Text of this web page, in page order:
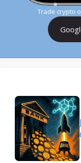
Trade crypto